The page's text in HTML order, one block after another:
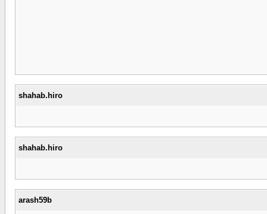
shahab.hiro
shahab.hiro
arash59b